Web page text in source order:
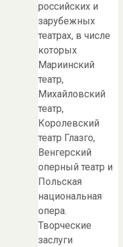
российских и
зарубежных
театрах, в числе
которых
Мариинский
театр,
Михайловский
театр,
Королевский
театр Глазго,
Венгерский
оперный театр и
Польская
национальная
опера.
Творческие
заслуги